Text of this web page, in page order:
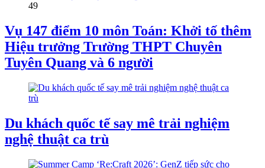
49
Vụ 147 điểm 10 môn Toán: Khởi tố thêm
Hiệu trưởng Trường THPT Chuyên
Tuyên Quang và 6 người
Du khách quốc tế say mê trải nghiệm
nghệ thuật ca trù